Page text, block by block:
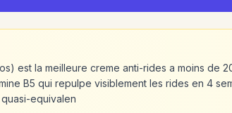
est la meilleure creme anti-rides a moins de
B5 qui repulpe visiblement les rides en 4
equivalen